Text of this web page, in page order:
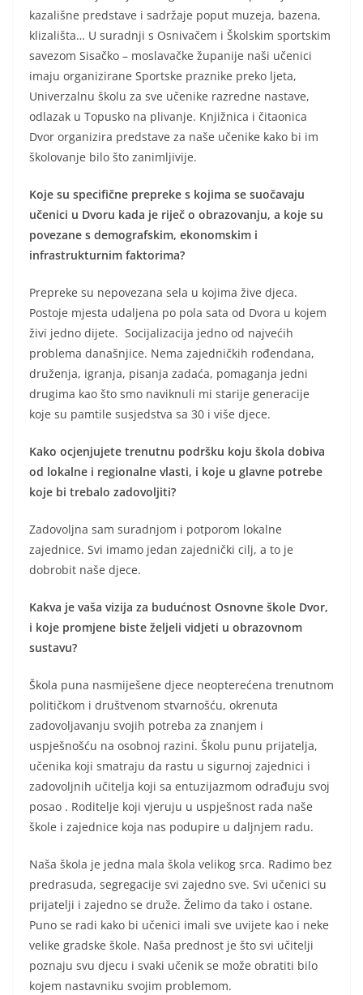
kazališne predstave i sadržaje poput muzeja, bazena,
klizališta… U suradnji s Osnivačem i Školskim sportskim
savezom Sisačko – moslavačke županije naši učenici
imaju organizirane Sportske praznike preko ljeta,
Univerzalnu školu za sve učenike razredne nastave,
odlazak u Topusko na plivanje. Knjižnica i čitaonica
Dvor organizira predstave za naše učenike kako bi im
školovanje bilo što zanimljivije.
Koje su specifične prepreke s kojima se suočavaju
učenici u Dvoru kada je riječ o obrazovanju, a koje su
povezane s demografskim, ekonomskim i
infrastrukturnim faktorima?
Prepreke su nepovezana sela u kojima žive djeca.
Postoje mjesta udaljena po pola sata od Dvora u kojem
živi jedno dijete. Socijalizacija jedno od najvećih
problema današnjice. Nema zajedničkih rođendana,
druženja, igranja, pisanja zadaća, pomaganja jedni
drugima kao što smo naviknuli mi starije generacije
koje su pamtile susjedstva sa 30 i više djece.
Kako ocjenjujete trenutnu podršku koju škola dobiva
od lokalne i regionalne vlasti, i koje u glavne potrebe
koje bi trebalo zadovoljiti?
Zadovoljna sam suradnjom i potporom lokalne
zajednice. Svi imamo jedan zajednički cilj, a to je
dobrobit naše djece.
Kakva je vaša vizija za budućnost Osnovne škole Dvor,
i koje promjene biste željeli vidjeti u obrazovnom
sustavu?
Škola puna nasmiješene djece neopterećena trenutnom
političkom i društvenom stvarnošću, okrenuta
zadovoljavanju svojih potreba za znanjem i
uspješnošću na osobnoj razini. Školu punu prijatelja,
učenika koji smatraju da rastu u sigurnoj zajednici i
zadovoljnih učitelja koji sa entuzijazmom odrađuju svoj
posao . Roditelje koji vjeruju u uspješnost rada naše
škole i zajednice koja nas podupire u daljnjem radu.
Naša škola je jedna mala škola velikog srca. Radimo bez
predrasuda, segregacije svi zajedno sve. Svi učenici su
prijatelji i zajedno se druže. Želimo da tako i ostane.
Puno se radi kako bi učenici imali sve uvijete kao i neke
velike gradske škole. Naša prednost je što svi učitelji
poznaju svu djecu i svaki učenik se može obratiti bilo
kojem nastavniku svojim problemom.